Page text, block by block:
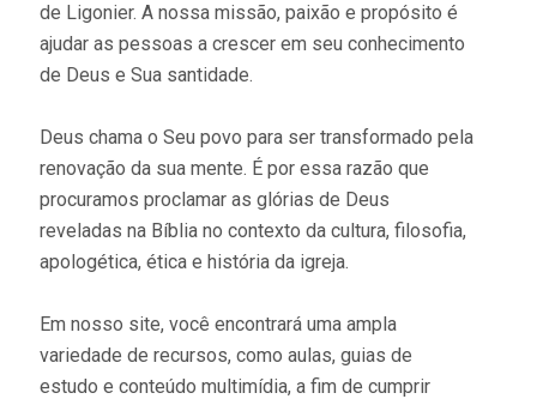
de Ligonier. A nossa missão, paixão e propósito é
ajudar as pessoas a crescer em seu conhecimento
de Deus e Sua santidade.
Deus chama o Seu povo para ser transformado pela
renovação da sua mente. É por essa razão que
procuramos proclamar as glórias de Deus
reveladas na Bíblia no contexto da cultura, filosofia,
apologética, ética e história da igreja.
Em nosso site, você encontrará uma ampla
variedade de recursos, como aulas, guias de
estudo e conteúdo multimídia, a fim de cumprir